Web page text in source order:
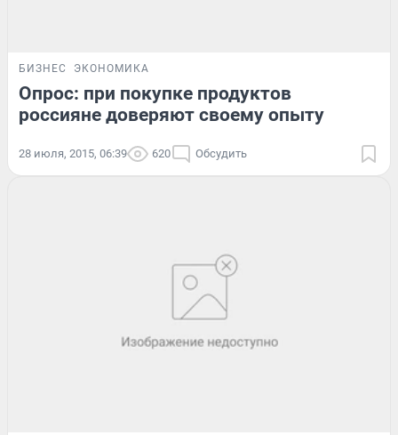
БИЗНЕС ЭКОНОМИКА
Опрос: при покупке продуктов
россияне доверяют своему опыту
28 июля, 2015, 06:39 620 Обсудить